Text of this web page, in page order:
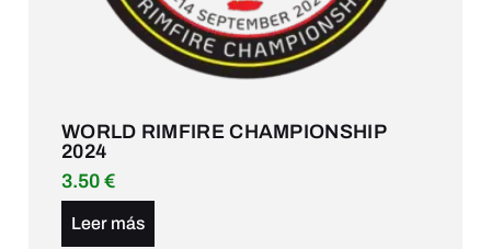
WORLD RIMFIRE CHAMPIONSHIP
2024
3.50 €
Leer más